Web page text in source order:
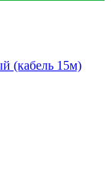
(кабель 15м)